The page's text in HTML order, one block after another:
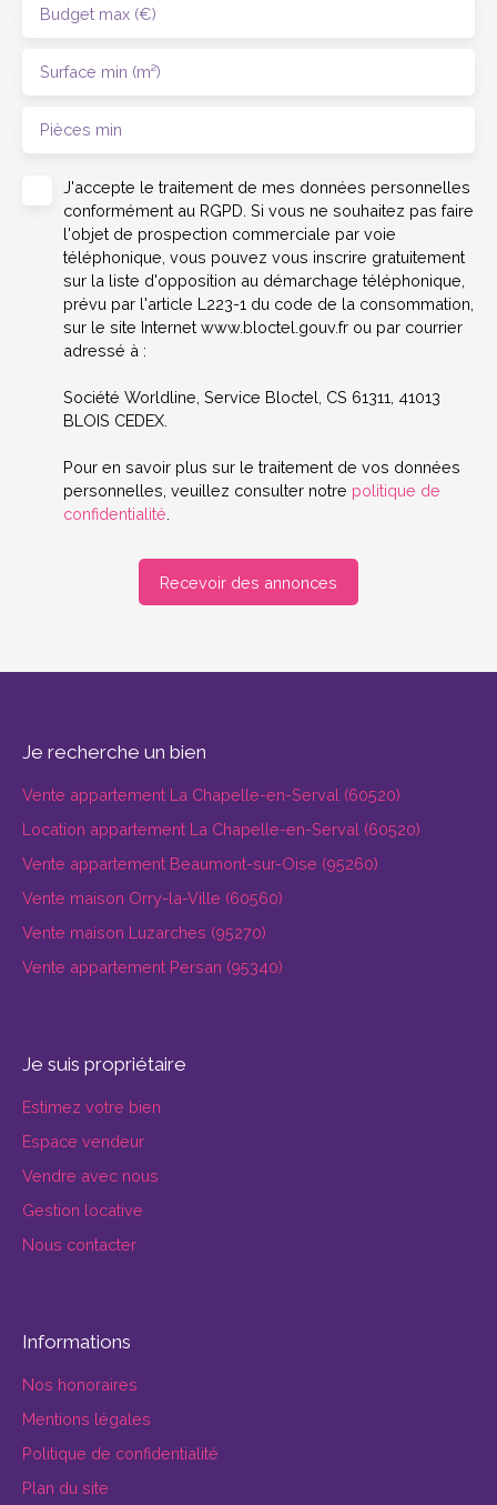
Budget max (€)
Surface min (m²)
Pièces min
J'accepte le traitement de mes données personnelles
conformément au RGPD. Si vous ne souhaitez pas faire
l'objet de prospection commerciale par voie
téléphonique, vous pouvez vous inscrire gratuitement
sur la liste d'opposition au démarchage téléphonique,
prévu par l'article L223-1 du code de la consommation,
sur le site Internet www.bloctel.gouv.fr ou par courrier
adressé à :
Société Worldline, Service Bloctel, CS 61311, 41013
BLOIS CEDEX.
Pour en savoir plus sur le traitement de vos données
personnelles, veuillez consulter notre politique de
confidentialité.
Recevoir des annonces
Je recherche un bien
Vente appartement La Chapelle-en-Serval (60520)
Location appartement La Chapelle-en-Serval (60520)
Vente appartement Beaumont-sur-Oise (95260)
Vente maison Orry-la-Ville (60560)
Vente maison Luzarches (95270)
Vente appartement Persan (95340)
Je suis propriétaire
Estimez votre bien
Espace vendeur
Vendre avec nous
Gestion locative
Nous contacter
Informations
Nos honoraires
Mentions légales
Politique de confidentialité
Plan du site